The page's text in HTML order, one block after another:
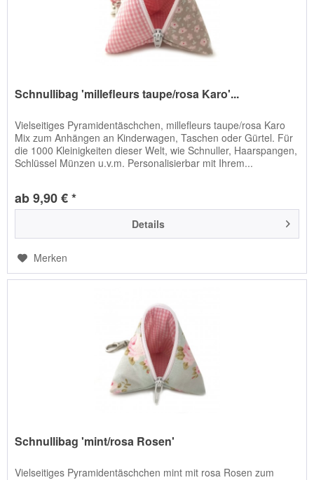
Schnullibag 'millefleurs taupe/rosa Karo'...
Vielseitiges Pyramidentäschchen, millefleurs taupe/rosa Karo
Mix zum Anhängen an Kinderwagen, Taschen oder Gürtel. Für
die 1000 Kleinigkeiten dieser Welt, wie Schnuller, Haarspangen,
Schlüssel Münzen u.v.m. Personalisierbar mit Ihrem...
ab 9,90 € *
Details
Merken
Schnullibag 'mint/rosa Rosen'
Vielseitiges Pyramidentäschchen mint mit rosa Rosen zum